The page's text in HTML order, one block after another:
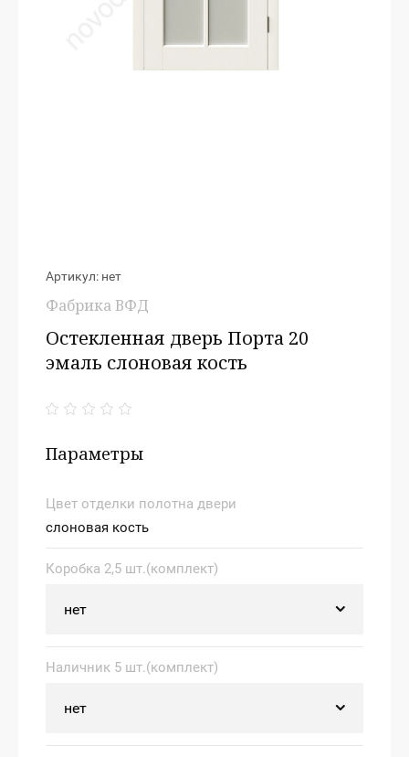
Артикул: нет
Фабрика ВФД
Остекленная дверь Порта 20
эмаль слоновая кость
Параметры
Цвет отделки полотна двери
слоновая кость
Коробка 2,5 шт.(комплект)
Наличник 5 шт.(комплект)